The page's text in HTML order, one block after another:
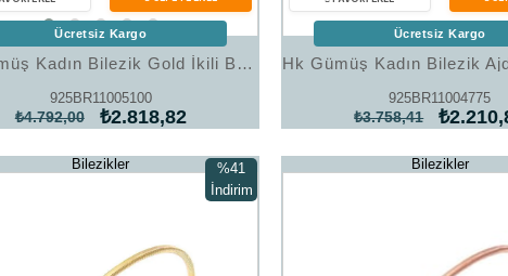
Hk Gümüş Kadın Bilezik Gold İkili Burgu |Gümüş Takı Hediyelik Ürünler
925BR11005100
₺2.818,82
₺4.792,00
Ücretsiz Kargo
925BR11004775
₺3.758,41
Ücretsiz Kargo
Bilezikler
%41
İndirim
Bilezikler